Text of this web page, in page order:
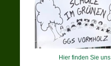
Hier finden Sie uns